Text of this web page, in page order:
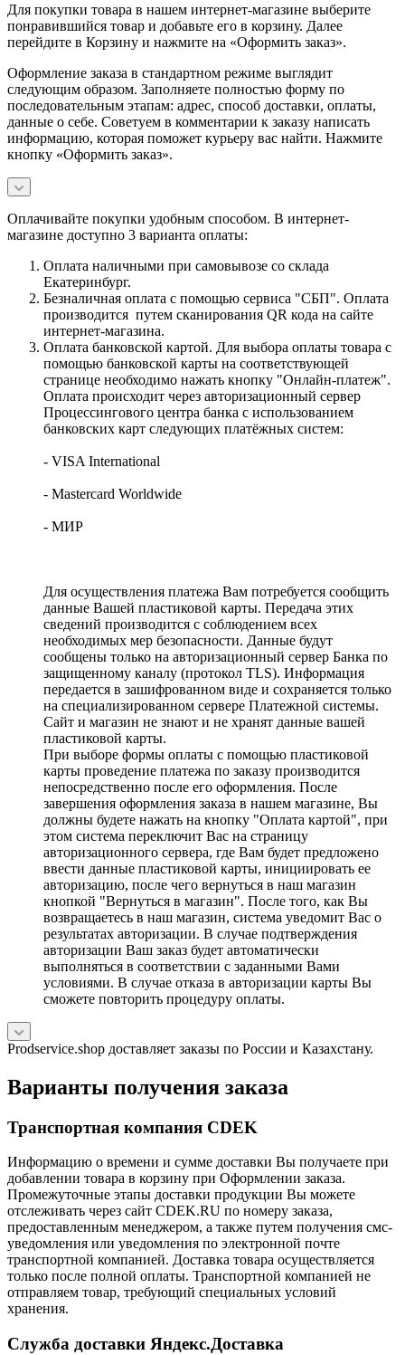
Для покупки товара в нашем интернет-магазине выберите
понравившийся товар и добавьте его в корзину. Далее
перейдите в Корзину и нажмите на «Оформить заказ».
Оформление заказа в стандартном режиме выглядит
следующим образом. Заполняете полностью форму по
последовательным этапам: адрес, способ доставки, оплаты,
данные о себе. Советуем в комментарии к заказу написать
информацию, которая поможет курьеру вас найти. Нажмите
кнопку «Оформить заказ».
Оплачивайте покупки удобным способом. В интернет-
магазине доступно 3 варианта оплаты:
Оплата наличными при самовывозе со склада
Екатеринбург.
Безналичная оплата с помощью сервиса "СБП". Оплата
производится путем сканирования QR кода на сайте
интернет-магазина.
Оплата банковской картой. Для выбора оплаты товара с
помощью банковской карты на соответствующей
странице необходимо нажать кнопку "Онлайн-платеж".
Оплата происходит через авторизационный сервер
Процессингового центра банка с использованием
банковских карт следующих платёжных систем:
- VISA International
- Mastercard Worldwide
- МИР
Для осуществления платежа Вам потребуется сообщить
данные Вашей пластиковой карты. Передача этих
сведений производится с соблюдением всех
необходимых мер безопасности. Данные будут
сообщены только на авторизационный сервер Банка по
защищенному каналу (протокол TLS). Информация
передается в зашифрованном виде и сохраняется только
на специализированном сервере Платежной системы.
Сайт и магазин не знают и не хранят данные вашей
пластиковой карты.
При выборе формы оплаты с помощью пластиковой
карты проведение платежа по заказу производится
непосредственно после его оформления. После
завершения оформления заказа в нашем магазине, Вы
должны будете нажать на кнопку "Оплата картой", при
этом система переключит Вас на страницу
авторизационного сервера, где Вам будет предложено
ввести данные пластиковой карты, инициировать ее
авторизацию, после чего вернуться в наш магазин
кнопкой "Вернуться в магазин". После того, как Вы
возвращаетесь в наш магазин, система уведомит Вас о
результатах авторизации. В случае подтверждения
авторизации Ваш заказ будет автоматически
выполняться в соответствии с заданными Вами
условиями. В случае отказа в авторизации карты Вы
сможете повторить процедуру оплаты.
Prodservice.shop доставляет заказы по России и Казахстану.
Варианты получения заказа
Транспортная компания CDEK
Информацию о времени и сумме доставки Вы получаете при
добавлении товара в корзину при Оформлении заказа.
Промежуточные этапы доставки продукции Вы можете
отслеживать через сайт CDEK.RU по номеру заказа,
предоставленным менеджером, а также путем получения смс-
уведомления или уведомления по электронной почте
транспортной компанией. Доставка товара осуществляется
только после полной оплаты. Транспортной компанией не
отправляем товар, требующий специальных условий
хранения.
Служба доставки Яндекс.Доставка